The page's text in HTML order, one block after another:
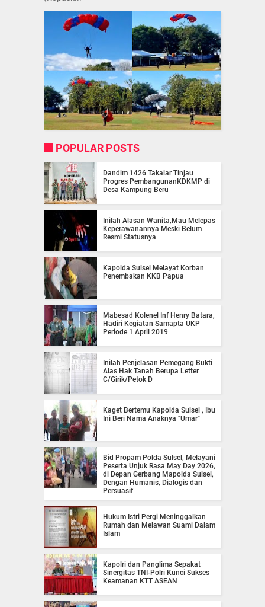
POPULAR POSTS
Dandim 1426 Takalar Tinjau
Progres PembangunanKDKMP di
Desa Kampung Beru
Inilah Alasan Wanita,Mau Melepas
Keperawanannya Meski Belum
Resmi Statusnya
Kapolda Sulsel Melayat Korban
Penembakan KKB Papua
Mabesad Kolenel Inf Henry Batara,
Hadiri Kegiatan Samapta UKP
Periode 1 April 2019
Inilah Penjelasan Pemegang Bukti
Alas Hak Tanah Berupa Letter
C/Girik/Petok D
Kaget Bertemu Kapolda Sulsel , Ibu
Ini Beri Nama Anaknya "Umar"
Bid Propam Polda Sulsel, Melayani
Peserta Unjuk Rasa May Day 2026,
di Depan Gerbang Mapolda Sulsel,
Dengan Humanis, Dialogis dan
Persuasif
Hukum Istri Pergi Meninggalkan
Rumah dan Melawan Suami Dalam
Islam
Kapolri dan Panglima Sepakat
Sinergitas TNI-Polri Kunci Sukses
Keamanan KTT ASEAN